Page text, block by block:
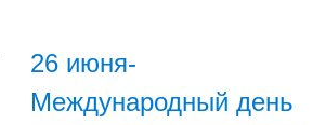
26 июня-
Международный день